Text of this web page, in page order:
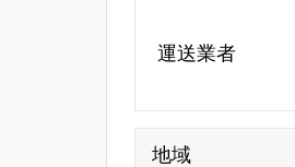
運送業者
地域